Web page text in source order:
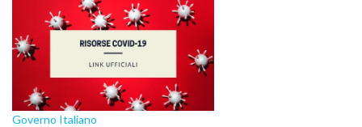
Governo Italiano